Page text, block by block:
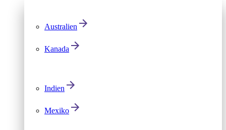
Australien
Kanada
Indien
Mexiko